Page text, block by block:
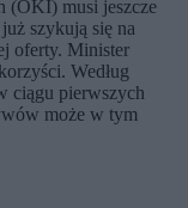
(OKI) musi jeszcze
szykują się na
oferty. Minister
Według
ciągu pierwszych
może w tym